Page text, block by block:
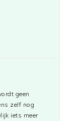
geen
zelf nog
iets meer